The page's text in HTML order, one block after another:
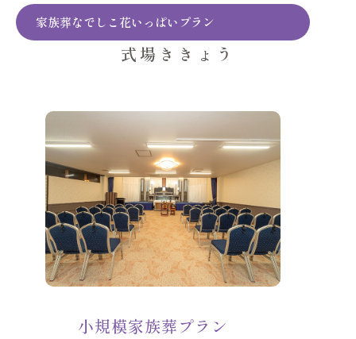
家族葬なでしこ花いっぱいプラン
式場ききょう
小規模家族葬プラン